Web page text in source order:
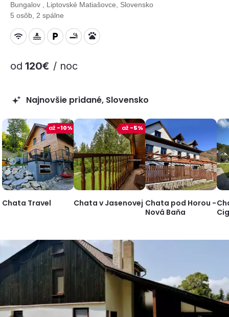
Bungalov , Liptovské Matiašovce, Slovensko
5 osôb, 2 spálne
od 120€ / noc
Najnovšie pridané, Slovensko
Chata Travel
až -10%
Chata v Jasenovej
až -5%
Chata pod Horou -
Nová Baňa